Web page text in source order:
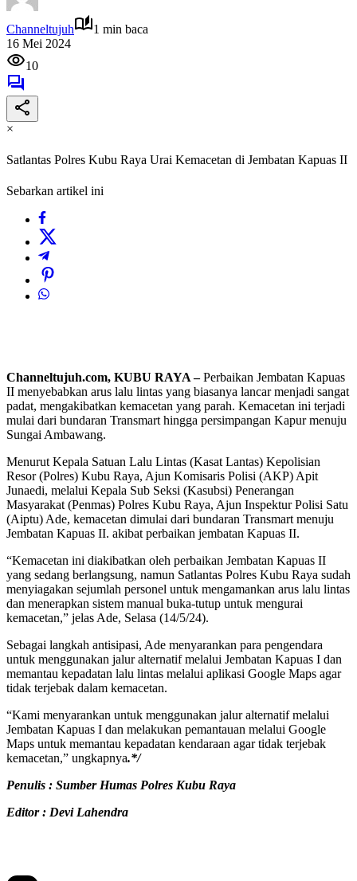
Channeltujuh
1 min baca
16 Mei 2024
10
×
Satlantas Polres Kubu Raya Urai Kemacetan di Jembatan Kapuas II
Sebarkan artikel ini
Channeltujuh.com, KUBU RAYA –Perbaikan Jembatan Kapuas
II menyebabkan arus lalu lintas yang biasanya lancar menjadi sangat
padat, mengakibatkan kemacetan yang parah. Kemacetan ini terjadi
mulai dari bundaran Transmart hingga persimpangan Kapur menuju
Sungai Ambawang.
Menurut Kepala Satuan Lalu Lintas (Kasat Lantas) Kepolisian
Resor (Polres) Kubu Raya, Ajun Komisaris Polisi (AKP) Apit
Junaedi, melalui Kepala Sub Seksi (Kasubsi) Penerangan
Masyarakat (Penmas) Polres Kubu Raya, Ajun Inspektur Polisi Satu
(Aiptu) Ade, kemacetan dimulai dari bundaran Transmart menuju
Jembatan Kapuas II. akibat perbaikan jembatan Kapuas II.
“Kemacetan ini diakibatkan oleh perbaikan Jembatan Kapuas II
yang sedang berlangsung, namun Satlantas Polres Kubu Raya sudah
menyiagakan sejumlah personel untuk mengamankan arus lalu lintas
dan menerapkan sistem manual buka-tutup untuk mengurai
kemacetan,” jelas Ade, Selasa (14/5/24).
Sebagai langkah antisipasi, Ade menyarankan para pengendara
untuk menggunakan jalur alternatif melalui Jembatan Kapuas I dan
memantau kepadatan lalu lintas melalui aplikasi Google Maps agar
tidak terjebak dalam kemacetan.
“Kami menyarankan untuk menggunakan jalur alternatif melalui
Jembatan Kapuas I dan melakukan pemantauan melalui Google
Maps untuk memantau kepadatan kendaraan agar tidak terjebak
kemacetan,” ungkapnya.*/
Penulis : Sumber Humas Polres Kubu Raya
Editor : Devi Lahendra